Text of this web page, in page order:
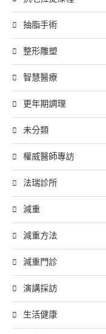
抽脂手術
整形雕塑
智慧醫療
更年期調理
未分類
權威醫師專訪
法瑞診所
減重
減重方法
減重門診
演講採訪
生活健康